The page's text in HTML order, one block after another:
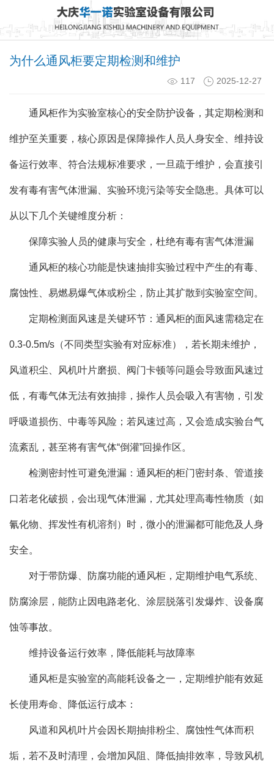
为什么通风柜要定期检测和维护
117 2025-12-27
通风柜作为实验室核心的安全防护设备，其定期检测和
维护至关重要，核心原因是保障操作人员人身安全、维持设
备运行效率、符合法规标准要求，一旦疏于维护，会直接引
发有毒有害气体泄漏、实验环境污染等安全隐患。具体可以
从以下几个关键维度分析：
保障实验人员的健康与安全，杜绝有毒有害气体泄漏
通风柜的核心功能是快速抽排实验过程中产生的有毒、
腐蚀性、易燃易爆气体或粉尘，防止其扩散到实验室空间。
定期检测面风速是关键环节：通风柜的面风速需稳定在
0.3-0.5m/s（不同类型实验有对应标准），若长期未维护，
风道积尘、风机叶片磨损、阀门卡顿等问题会导致面风速过
低，有毒气体无法有效抽排，操作人员会吸入有害物，引发
呼吸道损伤、中毒等风险；若风速过高，又会造成实验台气
流紊乱，甚至将有害气体“倒灌”回操作区。
检测密封性可避免泄漏：通风柜的柜门密封条、管道接
口若老化破损，会出现气体泄漏，尤其处理高毒性物质（如
氰化物、挥发性有机溶剂）时，微小的泄漏都可能危及人身
安全。
对于带防爆、防腐功能的通风柜，定期维护电气系统、
防腐涂层，能防止因电路老化、涂层脱落引发爆炸、设备腐
蚀等事故。
维持设备运行效率，降低能耗与故障率
通风柜是实验室的高能耗设备之一，定期维护能有效延
长使用寿命、降低运行成本：
风道和风机叶片会因长期抽排粉尘、腐蚀性气体而积
垢，若不及时清理，会增加风阻、降低抽排效率，导致风机